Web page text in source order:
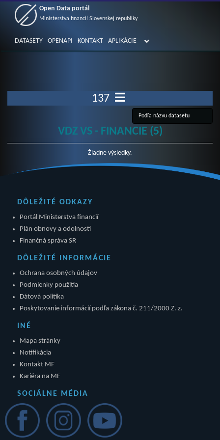
Open Data portál
Ministerstva financií Slovenskej republiky
DATASETY OPENAPI KONTAKT APLIKÁCIE
137
VDZ VS - FINANCIE (5)
Žiadne výsledky.
DÔLEŽITÉ ODKAZY
Portál Ministerstva financií
Plán obnovy a odolnosti
Finančná správa SR
DÔLEŽITÉ INFORMÁCIE
Ochrana osobných údajov
Podmienky použitia
Dátová politika
Poskytovanie informácií podľa zákona č. 211/2000 Z. z.
INÉ
Mapa stránky
Notifikácia
Kontakt MF
Kariéra na MF
SOCIÁLNE MÉDIA